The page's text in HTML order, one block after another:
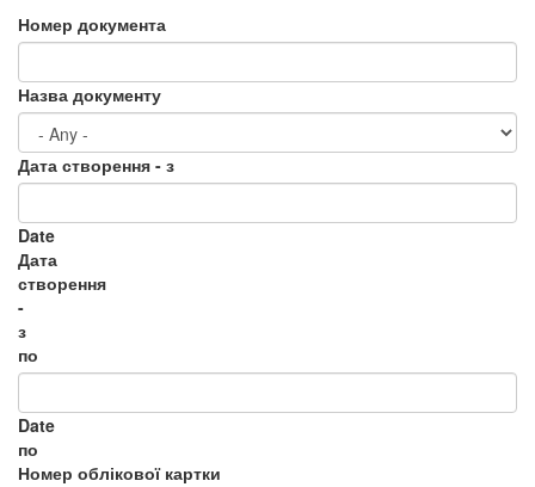
Номер документа
Назва документу
Дата створення - з
Date
Дата
створення
-
з
по
Date
по
Номер облікової картки